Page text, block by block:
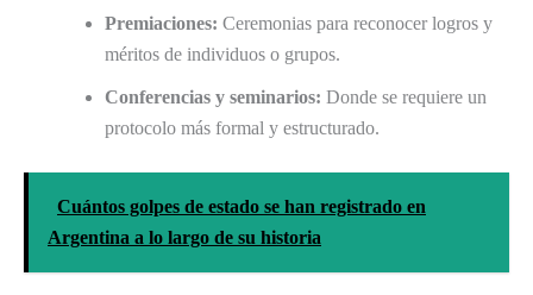
Premiaciones: Ceremonias para reconocer logros y
méritos de individuos o grupos.
Conferencias y seminarios: Donde se requiere un
protocolo más formal y estructurado.
Cuántos golpes de estado se han registrado en
Argentina a lo largo de su historia